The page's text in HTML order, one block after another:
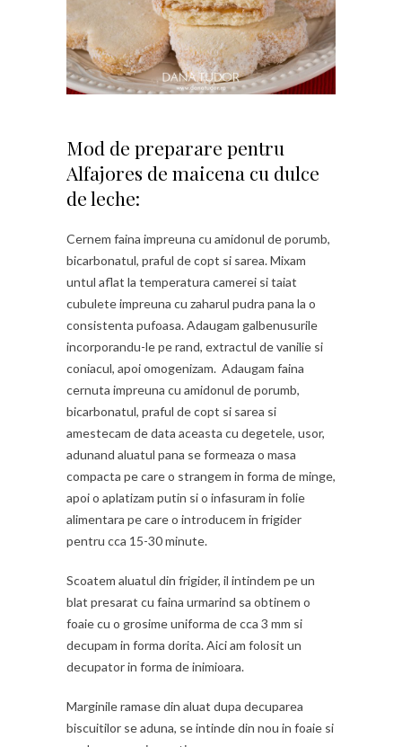
Mod de preparare pentru
Alfajores de maicena cu dulce
de leche:
Cernem faina impreuna cu amidonul de porumb,
bicarbonatul, praful de copt si sarea. Mixam
untul aflat la temperatura camerei si taiat
cubulete impreuna cu zaharul pudra pana la o
consistenta pufoasa. Adaugam galbenusurile
incorporandu-le pe rand, extractul de vanilie si
coniacul, apoi omogenizam. Adaugam faina
cernuta impreuna cu amidonul de porumb,
bicarbonatul, praful de copt si sarea si
amestecam de data aceasta cu degetele, usor,
adunand aluatul pana se formeaza o masa
compacta pe care o strangem in forma de minge,
apoi o aplatizam putin si o infasuram in folie
alimentara pe care o introducem in frigider
pentru cca 15-30 minute.
Scoatem aluatul din frigider, il intindem pe un
blat presarat cu faina urmarind sa obtinem o
foaie cu o grosime uniforma de cca 3 mm si
decupam in forma dorita. Aici am folosit un
decupator in forma de inimioara.
Marginile ramase din aluat dupa decuparea
biscuitilor se aduna, se intinde din nou in foaie si